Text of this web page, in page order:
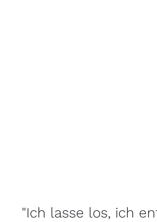
"Ich lasse los, ich